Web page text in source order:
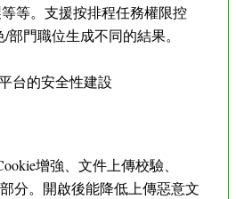
等。支援按排程任務權限控
門職位生成不同的結果。
台的安全性建設
增強、文件上傳校驗、
部分。開啟後能降低上傳惡意文